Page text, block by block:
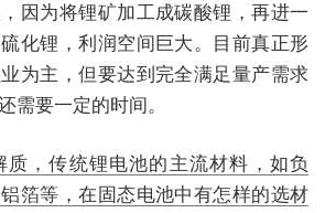
因为将锂矿加工成碳酸锂，再进一
化锂，利润空间巨大。目前真正形
为主，但要达到完全满足量产需求
需要一定的时间。
质，传统锂电池的主流材料，如负
箔等，在固态电池中有怎样的选材